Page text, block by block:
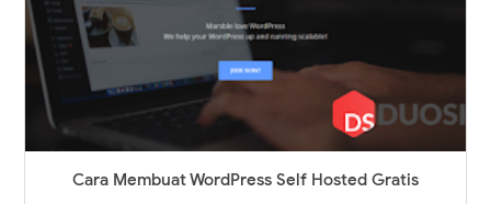
Cara Membuat WordPress Self Hosted Gratis